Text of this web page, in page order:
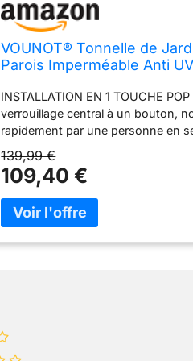
VOUNOT® Tonnelle de
Parois Imperméable Anti
INSTALLATION EN 1 TOUCHE
verrouillage central à un bouton,
rapidement par une personne en
le bouton central pour déployer
UV : Dotée d'un toit revêtu d'une
efficacement 99% des rayons UV.
imperméable, capable de
ce soit par temps ensoleillé ou
paisible et confortable sous notre
améliorés empêchent le
139,99 €
109,40 €